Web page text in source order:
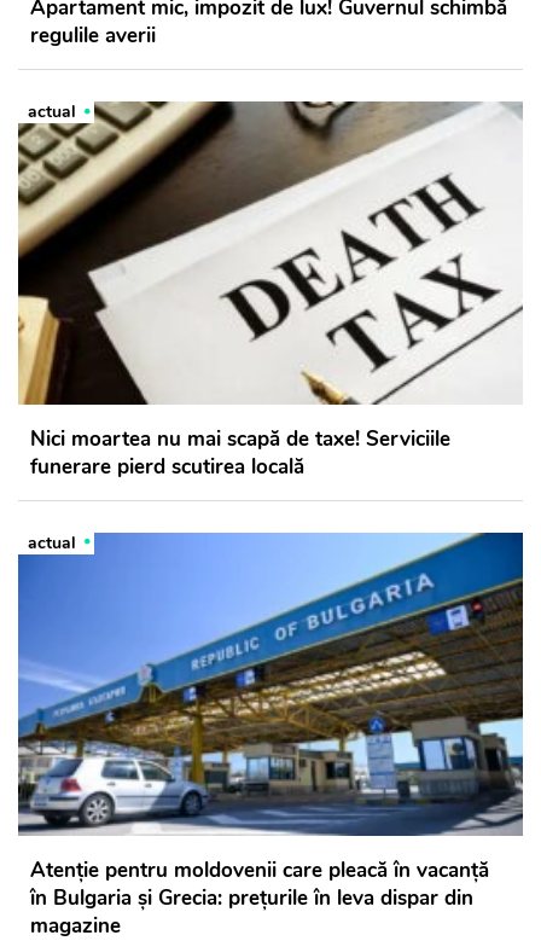
Apartament mic, impozit de lux! Guvernul schimbă
regulile averii
actual
Nici moartea nu mai scapă de taxe! Serviciile
funerare pierd scutirea locală
actual
Atenție pentru moldovenii care pleacă în vacanță
în Bulgaria și Grecia: prețurile în leva dispar din
magazine